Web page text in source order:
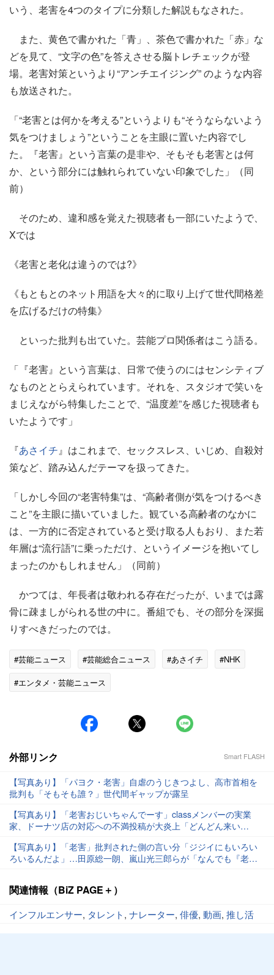
いう、老害を4つのタイプに分類した解説もなされた。
また、黄色で書かれた「青」、茶色で書かれた「赤」な
どを見て、“文字の色”を答えさせる脳トレチェックが登
場。老害対策というより“アンチエイジング” のような内容
も放送された。
「“老害とは何かを考える”というよりも“そうならないよう
気をつけましょう”ということを主眼に置いた内容でし
た。『老害』という言葉の是非や、そもそも老害とは何
か、という部分には触れられていない印象でした」（同
前）
そのため、違和感を覚えた視聴者も一部にいたようで、
Xでは
《老害と老化は違うのでは?》
《もともとのネット用語を大々的に取り上げて世代間格差
を広げるだけの特集》
といった批判も出ていた。芸能プロ関係者はこう語る。
「『老害』という言葉は、日常で使うのにはセンシティブ
なものととらえられています。それを、スタジオで笑いを
まじえながら特集したことで、“温度差”を感じた視聴者も
いたようです」
『あさイチ』はこれまで、セックスレス、いじめ、自殺対
策など、踏み込んだテーマを扱ってきた。
「しかし今回の“老害特集”は、“高齢者側が気をつけるべき
こと”を主眼に描いていました。観ている高齢者のなかに
は、一方的に否定されていると受け取る人もおり、また若
年層は“流行語”に乗っただけ、というイメージを抱いてし
まったのかもしれません」（同前）
かつては、年長者は敬われる存在だったが、いまでは露
骨に疎ましがられる世の中に。番組でも、その部分を深掘
りすべきだったのでは。
#芸能ニュース #芸能総合ニュース #あさイチ
#NHK
#エンタメ・芸能ニュース
外部リンク Smart FLASH
【写真あり】「パヨク・老害」自虐のうじきつよし、高市首相を
批判も「そもそも誰？」世代間ギャップが露呈
【写真あり】「老害おじいちゃんでーす」classメンバーの実業
家、ドーナツ店の対応への不満投稿が大炎上「どんどん来い
【写真あり】「老害」批判された側の言い分「ジジイにもいろい
ろいるんだよ」…田原総一朗、嵐山光三郎らが「なんでも『老
関連情報（BiZ PAGE＋）
インフルエンサー, タレント, ナレーター, 俳優, 動画, 推し活